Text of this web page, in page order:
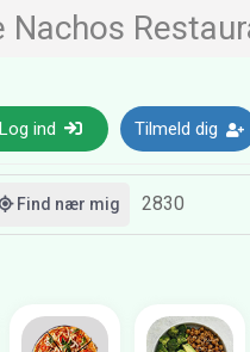
Nachos
Log ind Tilmeld dig
Find nær mig